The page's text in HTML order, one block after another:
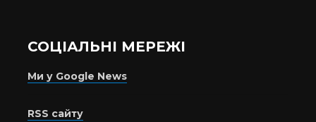
СОЦІАЛЬНІ МЕРЕЖІ
Ми у Google News
RSS сайту